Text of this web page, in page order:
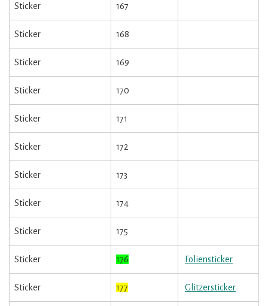
Sticker 167
Sticker 168
Sticker 169
Sticker 170
Sticker 171
Sticker 172
Sticker 173
Sticker 174
Sticker 175
Sticker 176 Foliensticker
Sticker 177 Glitzersticker